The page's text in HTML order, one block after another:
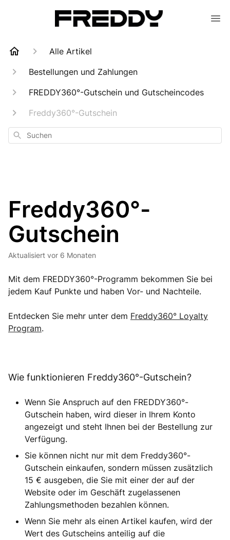
Alle Artikel
Bestellungen und Zahlungen
FREDDY360°-Gutschein und Gutscheincodes
Freddy360°-Gutschein
Suchen
Freddy360°-
Gutschein
Aktualisiert vor 6 Monaten
Mit dem FREDDY360°-Programm bekommen Sie bei
jedem Kauf Punkte und haben Vor- und Nachteile.
Entdecken Sie mehr unter dem Freddy360° Loyalty
Program.
Wie funktionieren Freddy360°-Gutschein?
Wenn Sie Anspruch auf den FREDDY360°-
Gutschein haben, wird dieser in Ihrem Konto
angezeigt und steht Ihnen bei der Bestellung zur
Verfügung.
Sie können nicht nur mit dem Freddy360°-
Gutschein einkaufen, sondern müssen zusätzlich
15 € ausgeben, die Sie mit einer der auf der
Website oder im Geschäft zugelassenen
Zahlungsmethoden bezahlen können.
Wenn Sie mehr als einen Artikel kaufen, wird der
Wert des Gutscheins anteilig auf die